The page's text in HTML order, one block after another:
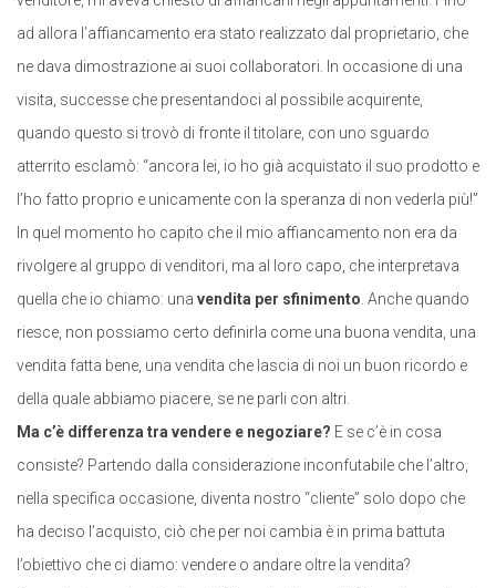
ad allora l’affiancamento era stato realizzato dal proprietario, che
ne dava dimostrazione ai suoi collaboratori. In occasione di una
visita, successe che presentandoci al possibile acquirente,
quando questo si trovò di fronte il titolare, con uno sguardo
atterrito esclamò: “ancora lei, io ho già acquistato il suo prodotto e
l’ho fatto proprio e unicamente con la speranza di non vederla più!”
In quel momento ho capito che il mio affiancamento non era da
rivolgere al gruppo di venditori, ma al loro capo, che interpretava
quella che io chiamo: una vendita per sfinimento . Anche quando
riesce, non possiamo certo definirla come una buona vendita, una
vendita fatta bene, una vendita che lascia di noi un buon ricordo e
della quale abbiamo piacere, se ne parli con altri.
Ma c’è differenza tra vendere e negoziare? E se c’è in cosa
consiste? Partendo dalla considerazione inconfutabile che l’altro,
nella specifica occasione, diventa nostro “cliente” solo dopo che
ha deciso l’acquisto, ciò che per noi cambia è in prima battuta
l’obiettivo che ci diamo: vendere o andare oltre la vendita?